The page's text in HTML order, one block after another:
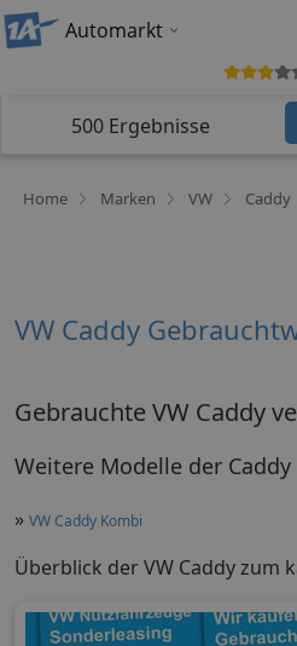
Automarkt
500 Ergebnisse
Home Marken VW Caddy
VW Caddy
Gebrauchte VW Caddy
Weitere Modelle der
» VW Caddy Kombi
Überblick der VW Caddy zum